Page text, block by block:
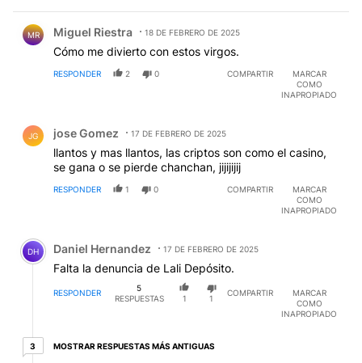
MR Miguel Riestra 18 DE FEBRERO DE 2025
Cómo me divierto con estos virgos.
RESPONDER 2 0 COMPARTIR
MARCAR
COMO
INAPROPIADO
JG jose Gomez 17 DE FEBRERO DE 2025
llantos y mas llantos, las criptos son como el casino,
se gana o se pierde chanchan, jijijijij
RESPONDER 1 0 COMPARTIR
MARCAR
COMO
INAPROPIADO
Comentario de Daniel Hernandez.
DH Daniel Hernandez 17 DE FEBRERO DE 2025
Falta la denuncia de Lali Depósito.
RESPONDER
5
RESPUESTAS
1 1
COMPARTIR
MARCAR
COMO
INAPROPIADO
33 respuestas más antiguas
MOSTRAR RESPUESTAS MÁS ANTIGUAS